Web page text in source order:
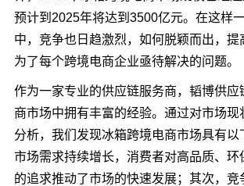
预计到2025年将达到3500亿元。在这样
中，竞争也日趋激烈，如何脱颖而出，提
为了每个跨境电商企业亟待解决的问题。
作为一家专业的供应链服务商，韬博供应
商市场中拥有丰富的经验。通过对市场现
分析，我们发现冰箱跨境电商市场具有以
市场需求持续增长，消费者对高品质、环
的追求推动了市场的快速发展；其次，竞